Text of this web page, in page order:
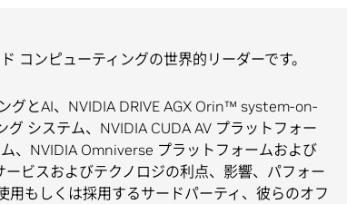
コンピューティングの世界的リーダーです。
グとAI、NVIDIA DRIVE AGX Orin™ system-on-
システム、NVIDIA CUDA AV プラットフォー
、NVIDIA Omniverse プラットフォームおよび
ビスおよびテクノロジの利点、影響、パフォー
もしくは採用するサードパーティ、彼らのオフ